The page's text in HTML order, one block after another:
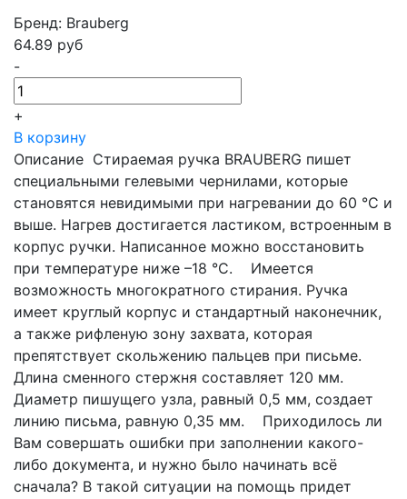
Бренд: Brauberg
64.89 руб
-
+
В корзину
Описание Стираемая ручка BRAUBERG пишет
специальными гелевыми чернилами, которые
становятся невидимыми при нагревании до 60 °С и
выше. Нагрев достигается ластиком, встроенным в
корпус ручки. Написанное можно восстановить
при температуре ниже –18 °С. Имеется
возможность многократного стирания. Ручка
имеет круглый корпус и стандартный наконечник,
а также рифленую зону захвата, которая
препятствует скольжению пальцев при письме.
Длина сменного стержня составляет 120 мм.
Диаметр пишущего узла, равный 0,5 мм, создает
линию письма, равную 0,35 мм. Приходилось ли
Вам совершать ошибки при заполнении какого-
либо документа, и нужно было начинать всё
сначала? В такой ситуации на помощь придет